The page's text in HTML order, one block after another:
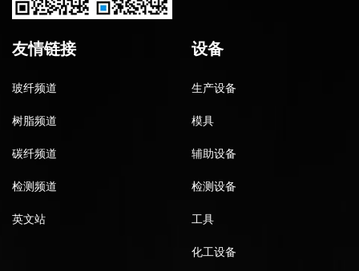
友情链接
玻纤频道
树脂频道
碳纤频道
检测频道
英文站
设备
生产设备
模具
辅助设备
检测设备
工具
化工设备